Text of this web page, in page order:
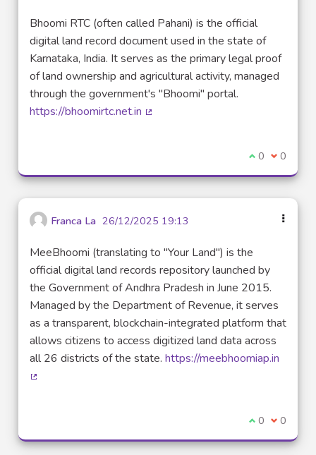
Bhoomi RTC (often called Pahani) is the official
digital land record document used in the state of
Karnataka, India. It serves as the primary legal proof
of land ownership and agricultural activity, managed
through the government's "Bhoomi" portal.
https://bhoomirtc.net.in
Je suis
0 Je ne
0
Franca La 26/12/2025 19:13
MeeBhoomi (translating to "Your Land") is the
official digital land records repository launched by
the Government of Andhra Pradesh in June 2015.
Managed by the Department of Revenue, it serves
as a transparent, blockchain-integrated platform that
allows citizens to access digitized land data across
all 26 districts of the state. https://meebhoomiap.in
Je suis
0 Je ne
0